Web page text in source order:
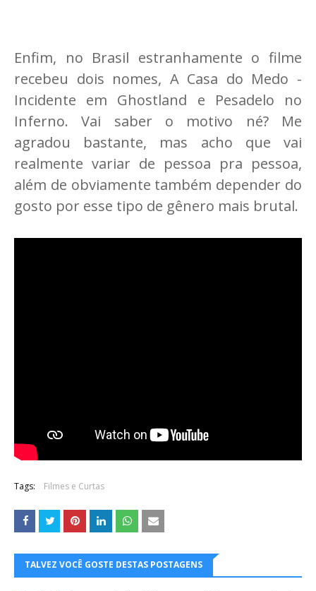
Enfim, no Brasil estranhamente o filme
recebeu dois nomes, A Casa do Medo -
Incidente em Ghostland e Pesadelo no
Inferno. Vai saber o motivo né? Me
agradou bastante, mas acho que vai
realmente variar de pessoa pra pessoa,
além de obviamente também depender do
gosto por esse tipo de gênero mais brutal.
Tags: Filmes e Curtas
TALVEZ VOCÊ GOSTE DESTAS POSTAGENS